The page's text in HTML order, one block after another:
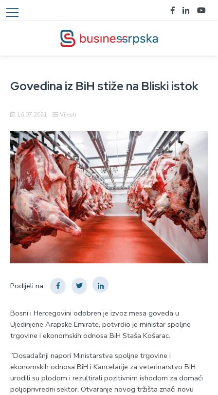
Govedina iz BiH stiže na Bliski istok
16.07.2021 Vijesti
Podijeli na:
Bosni i Hercegovini odobren je izvoz mesa goveda u
Ujedinjene Arapske Emirate, potvrdio je ministar spoljne
trgovine i ekonomskih odnosa BiH Staša Košarac.
”Dosadašnji napori Ministarstva spoljne trgovine i
ekonomskih odnosa BiH i Kancelarije za veterinarstvo BiH
urodili su plodom i rezultirali pozitivnim ishodom za domaći
poljoprivredni sektor. Otvaranje novog tržišta znači novu